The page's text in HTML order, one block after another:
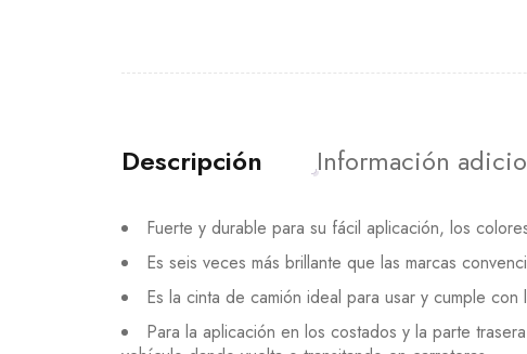
Descripción Información
Fuerte y durable para su fácil aplicación, los
Es seis veces más brillante que las marcas
Es la cinta de camión ideal para usar y cumple
Para la aplicación en los costados y la parte